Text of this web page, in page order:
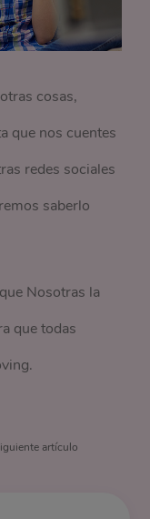
cosas,
que nos cuentes
redes sociales
saberlo
Nosotras la
que todas
artículo